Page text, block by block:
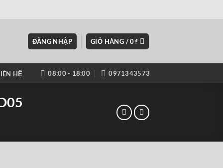
ĐĂNG NHẬP GIỎ HÀNG /0₫
HỆ 08:00 - 18:00 0971343573